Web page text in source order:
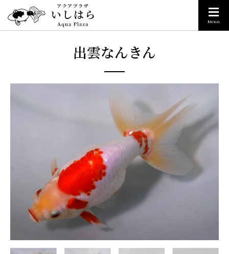
Menu
出雲なんきん